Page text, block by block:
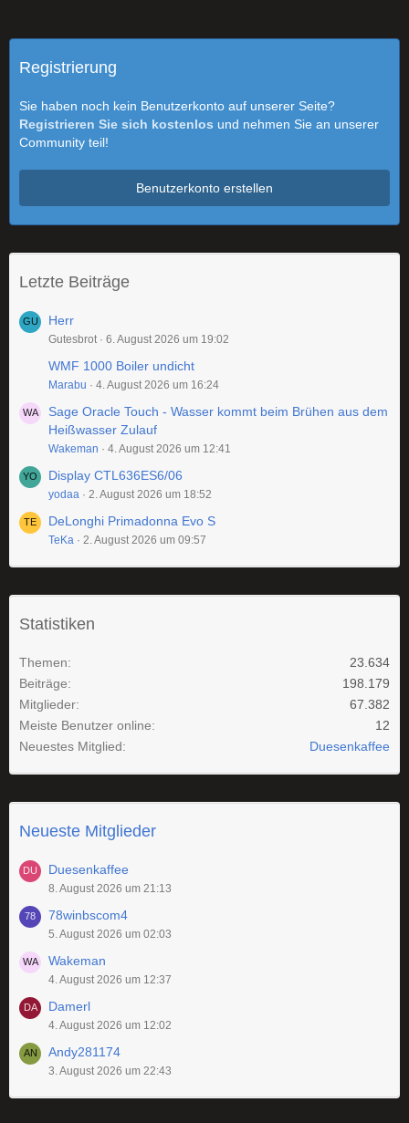
Registrierung
Sie haben noch kein Benutzerkonto auf unserer Seite?
Registrieren Sie sich kostenlos und nehmen Sie an unserer
Community teil!
Benutzerkonto erstellen
Letzte Beiträge
Herr
Gutesbrot 6. August 2026 um 19:02
WMF 1000 Boiler undicht
Marabu 4. August 2026 um 16:24
Sage Oracle Touch - Wasser kommt beim Brühen aus dem
Heißwasser Zulauf
Wakeman 4. August 2026 um 12:41
Display CTL636ES6/06
yodaa 2. August 2026 um 18:52
DeLonghi Primadonna Evo S
TeKa 2. August 2026 um 09:57
Statistiken
Themen
23.634
Beiträge
198.179
Mitglieder
67.382
Meiste Benutzer online
12
Neuestes Mitglied
Duesenkaffee
Neueste Mitglieder
Duesenkaffee
8. August 2026 um 21:13
78winbscom4
5. August 2026 um 02:03
Wakeman
4. August 2026 um 12:37
Damerl
4. August 2026 um 12:02
Andy281174
3. August 2026 um 22:43